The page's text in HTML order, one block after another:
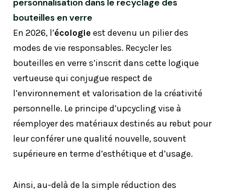
personnalisation dans le recyclage des
bouteilles en verre
En 2026, l’écologie est devenu un pilier des
modes de vie responsables. Recycler les
bouteilles en verre s’inscrit dans cette logique
vertueuse qui conjugue respect de
l’environnement et valorisation de la créativité
personnelle. Le principe d’upcycling vise à
réemployer des matériaux destinés au rebut pour
leur conférer une qualité nouvelle, souvent
supérieure en terme d’esthétique et d’usage.
Ainsi, au-delà de la simple réduction des